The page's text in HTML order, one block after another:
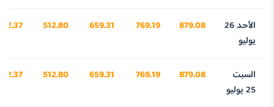
الأحد 26
يوليو
879.08
769.19
659.31
512.80
السبت
25 يوليو
879.08
769.19
659.31
512.80